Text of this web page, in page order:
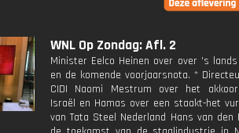
WNL Op Zondag: Afl. 2
Minister Eelco Heinen over over 's
en de komende voorjaarsnota. *
CIDI Naomi Mestrum over het
Israël en Hamas over een staakt-het
van Tata Steel Nederland Hans van den